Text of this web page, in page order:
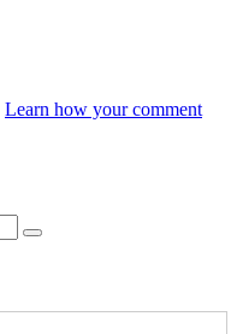
Learn how your comment